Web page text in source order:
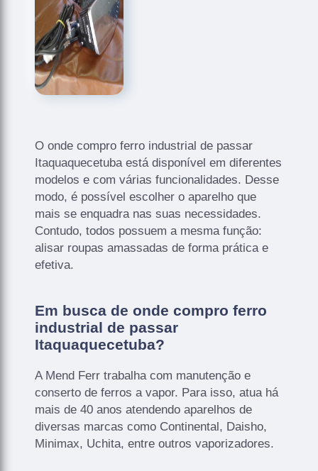
O onde compro ferro industrial de passar
Itaquaquecetuba está disponível em diferentes
modelos e com várias funcionalidades. Desse
modo, é possível escolher o aparelho que
mais se enquadra nas suas necessidades.
Contudo, todos possuem a mesma função:
alisar roupas amassadas de forma prática e
efetiva.
Em busca de onde compro ferro
industrial de passar
Itaquaquecetuba?
A Mend Ferr trabalha com manutenção e
conserto de ferros a vapor. Para isso, atua há
mais de 40 anos atendendo aparelhos de
diversas marcas como Continental, Daisho,
Minimax, Uchita, entre outros vaporizadores.